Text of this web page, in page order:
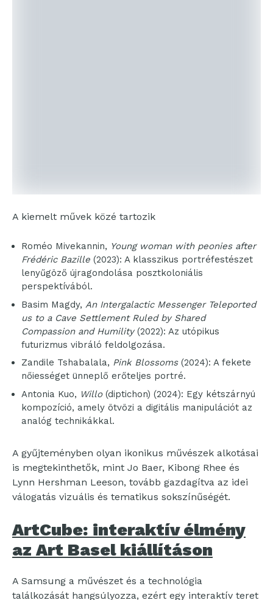
A kiemelt művek közé tartozik
Roméo Mivekannin, Young woman with peonies after
Frédéric Bazille (2023): A klasszikus portréfestészet
lenyűgöző újragondolása posztkoloniális
perspektívából.
Basim Magdy, An Intergalactic Messenger Teleported
us to a Cave Settlement Ruled by Shared
Compassion and Humility(2022): Az utópikus
futurizmus vibráló feldolgozása.
Zandile Tshabalala, Pink Blossoms(2024): A fekete
nőiességet ünneplő erőteljes portré.
Antonia Kuo, Willo(diptichon) (2024): Egy kétszárnyú
kompozíció, amely ötvözi a digitális manipulációt az
analóg technikákkal.
A gyűjteményben olyan ikonikus művészek alkotásai
is megtekinthetők, mint Jo Baer, Kibong Rhee és
Lynn Hershman Leeson, tovább gazdagítva az idei
válogatás vizuális és tematikus sokszínűségét.
ArtCube: interaktív élmény
az Art Basel kiállításon
A Samsung a művészet és a technológia
találkozását hangsúlyozza, ezért egy interaktív teret